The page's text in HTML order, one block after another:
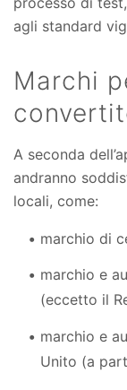
agli standard
Marchi
A seconda
andranno
locali, come:
marchio di
marchio e
(eccetto il
marchio e
Unito (a